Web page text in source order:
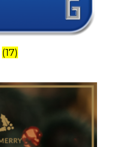
(17)